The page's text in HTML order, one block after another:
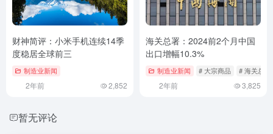
财神简评：小米手机连续14季
度稳居全球前三
制造业新闻
2年前 2,852
海关总署：2024前2个月中国
出口增幅10.3%
制造业新闻 # 大宗商品 # 海关总署
2年前 3,825
暂无评论